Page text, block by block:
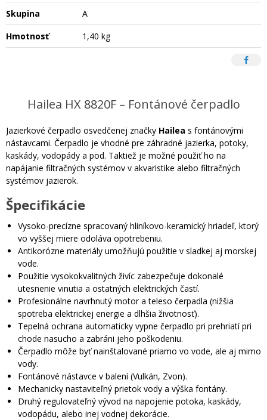
Skupina
A
Hmotnosť
1,40 kg
Hailea HX 8820F – Fontánové čerpadlo
Jazierkové čerpadlo osvedčenej značky Hailea s fontánovými
nástavcami. Čerpadlo je vhodné pre záhradné jazierka, potoky,
kaskády, vodopády a pod. Taktiež je možné použiť ho na
napájanie filtračných systémov v akvaristike alebo filtračných
systémov jazierok.
Špecifikácie
Vysoko-precízne spracovaný hliníkovo-keramický hriadeľ, ktorý
vo vyššej miere odoláva opotrebeniu.
Antikorózne materiály umožňujú použitie v sladkej aj morskej
vode.
Použitie vysokokvalitných živíc zabezpečuje dokonalé
utesnenie vinutia a ostatných elektrických častí.
Profesionálne navrhnutý motor a teleso čerpadla (nižšia
spotreba elektrickej energie a dlhšia životnosť).
Tepelná ochrana automaticky vypne čerpadlo pri prehriatí pri
chode nasucho a zabráni jeho poškodeniu.
Čerpadlo môže byť nainštalované priamo vo vode, ale aj mimo
vody.
Fontánové nástavce v balení (Vulkán, Zvon).
Mechanicky nastaviteľný prietok vody a výška fontány.
Druhý regulovateľný vývod na napojenie potoka, kaskády,
vodopádu, alebo inej vodnej dekorácie.